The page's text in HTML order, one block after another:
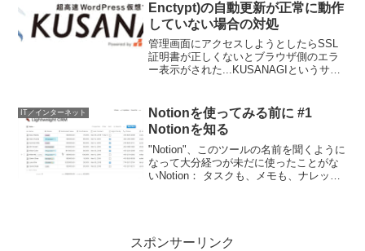
Enctypt)の自動更新が正常に動作
していない場合の対処
管理画面にアクセスしようとしたらSSL
証明書が正しくないとブラウザ側のエラ
ー表示がされた...KUSANAGIというサー
ぜ？」と思って、Chrome, Safari, ...
IT／インターネット
Notionを使ってみる前に #1
Notionを知る
"Notion"、このツールの名前を聞くように
なって大分経つが未だに使ったことがな
いNotion： タスクも、メモも、ナレッジ
スポンサーリンク